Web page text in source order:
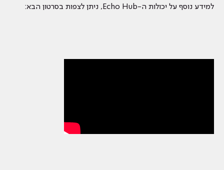
למידע נוסף על יכולות ה-Echo Hub, ניתן לצפות בסרטון הבא: